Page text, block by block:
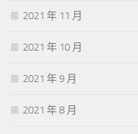
2021 年 11 月
2021 年 10 月
2021 年 9 月
2021 年 8 月